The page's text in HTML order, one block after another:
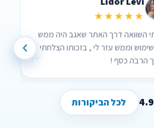
★★★★★
ערכתי השוואה דרך האתר שאגב היה ממש
נוח לשימוש וממש עזר לי , בזכותו הצלחתי
לחסוך הרבה כסף !
”
4.9 לכל הביקורות